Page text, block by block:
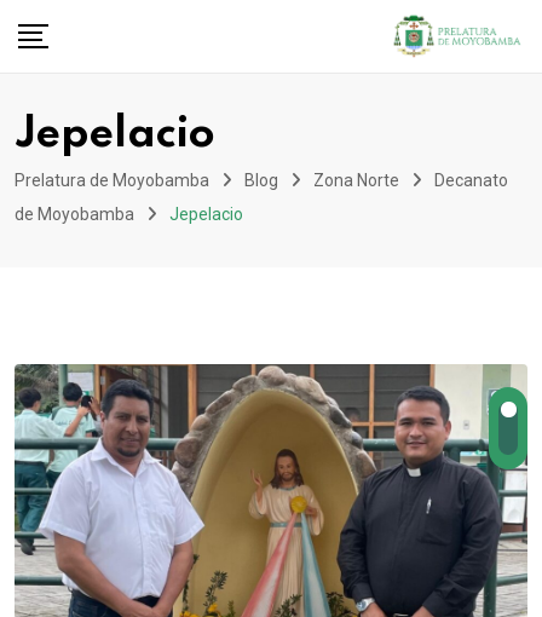
Jepelacio
Prelatura de Moyobamba Blog Zona Norte
Decanato
de Moyobamba
Jepelacio